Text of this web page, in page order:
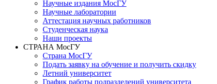
Научные издания МосГУ
Научные лаборатории
Аттестация научных работников
Студенческая наука
Наши проекты
СТРАНА МосГУ
Страна МосГУ
Подать заявку на обучение и получить скидку
Летний университет
График работы подразделений университета